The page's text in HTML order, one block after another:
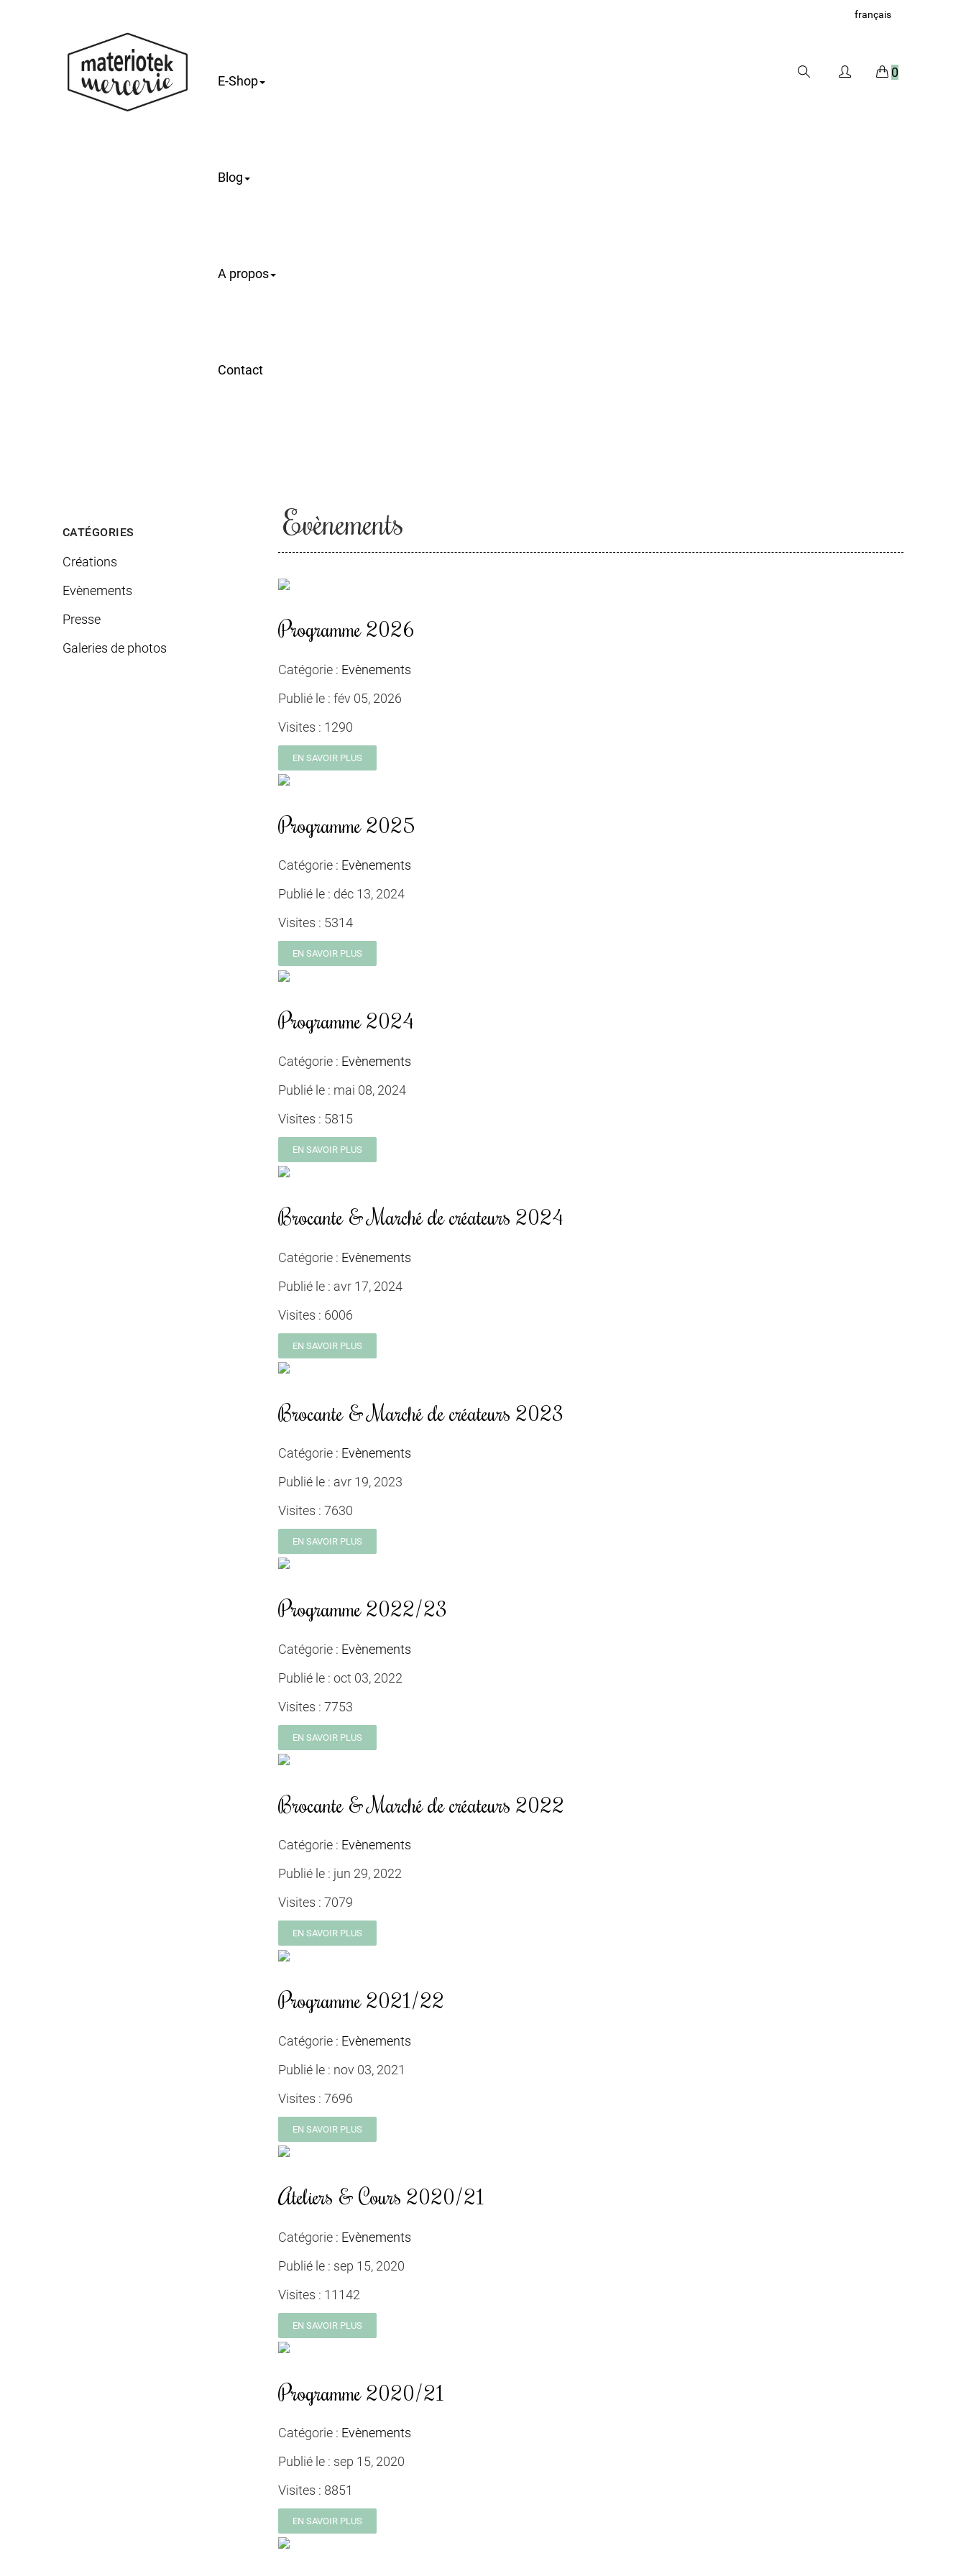
français
E-Shop
Blog
A propos
Contact
0
CATÉGORIES
Créations
Evènements
Presse
Galeries de photos
Evènements
Programme 2026
Catégorie : Evènements
Publié le : fév 05, 2026
Visites : 1290
EN SAVOIR PLUS
Programme 2025
Catégorie : Evènements
Publié le : déc 13, 2024
Visites : 5314
EN SAVOIR PLUS
Programme 2024
Catégorie : Evènements
Publié le : mai 08, 2024
Visites : 5815
EN SAVOIR PLUS
Brocante & Marché de créateurs 2024
Catégorie : Evènements
Publié le : avr 17, 2024
Visites : 6006
EN SAVOIR PLUS
Brocante & Marché de créateurs 2023
Catégorie : Evènements
Publié le : avr 19, 2023
Visites : 7630
EN SAVOIR PLUS
Programme 2022/23
Catégorie : Evènements
Publié le : oct 03, 2022
Visites : 7753
EN SAVOIR PLUS
Brocante & Marché de créateurs 2022
Catégorie : Evènements
Publié le : jun 29, 2022
Visites : 7079
EN SAVOIR PLUS
Programme 2021/22
Catégorie : Evènements
Publié le : nov 03, 2021
Visites : 7696
EN SAVOIR PLUS
Ateliers & Cours 2020/21
Catégorie : Evènements
Publié le : sep 15, 2020
Visites : 11142
EN SAVOIR PLUS
Programme 2020/21
Catégorie : Evènements
Publié le : sep 15, 2020
Visites : 8851
EN SAVOIR PLUS